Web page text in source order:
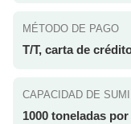
MÉTODO DE PAGO
T/T, carta de
CAPACIDAD DE
1000 toneladas